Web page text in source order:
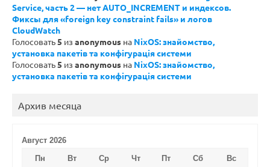
Service, часть 2 — нет AUTO_INCREMENT и индексов.
Фиксы для «foreign key constraint fails» и логов
CloudWatch
Голосовать5 из anonymous на NixOS: знайомство,
установка пакетів та конфігурація системи
Голосовать5 из anonymous на NixOS: знайомство,
установка пакетів та конфігурація системи
Архив месяца
Август 2026
Пн
Вт Ср Чт Пт Сб Вс